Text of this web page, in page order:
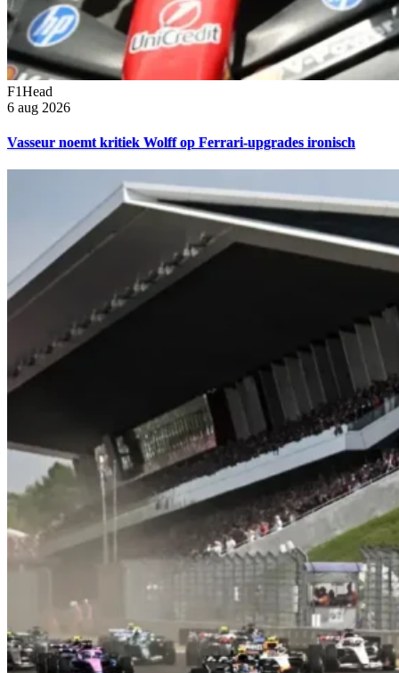
F1Head
6 aug 2026
Vasseur noemt kritiek Wolff op Ferrari-upgrades ironisch